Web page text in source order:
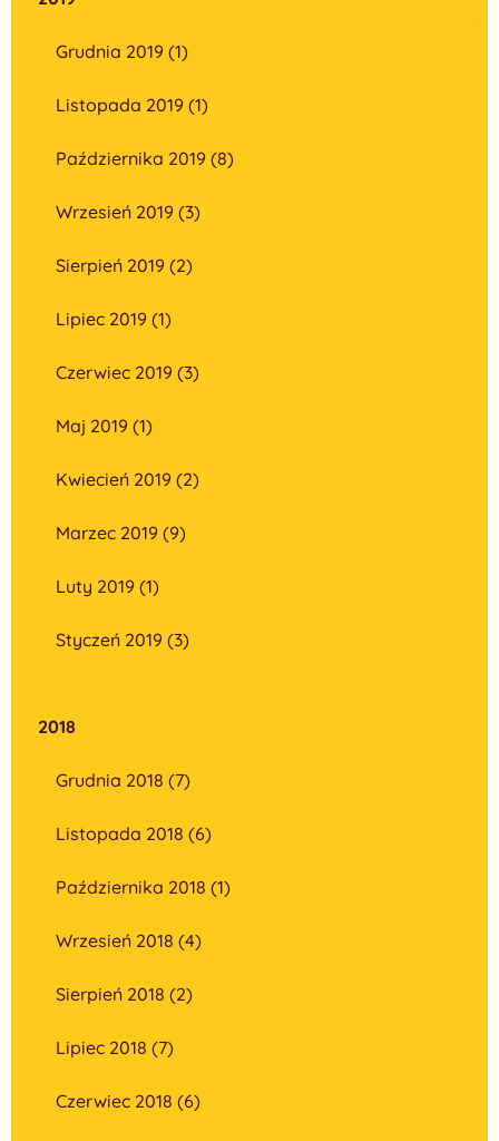
Grudnia 2019 (1)
Listopada 2019 (1)
Października 2019 (8)
Wrzesień 2019 (3)
Sierpień 2019 (2)
Lipiec 2019 (1)
Czerwiec 2019 (3)
Maj 2019 (1)
Kwiecień 2019 (2)
Marzec 2019 (9)
Luty 2019 (1)
Styczeń 2019 (3)
2018
Grudnia 2018 (7)
Listopada 2018 (6)
Października 2018 (1)
Wrzesień 2018 (4)
Sierpień 2018 (2)
Lipiec 2018 (7)
Czerwiec 2018 (6)